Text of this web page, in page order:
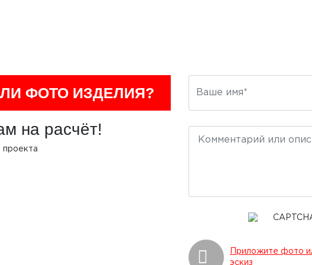
ФОТО ИЗДЕЛИЯ?
на расчёт!
Приложите фото
эскиз